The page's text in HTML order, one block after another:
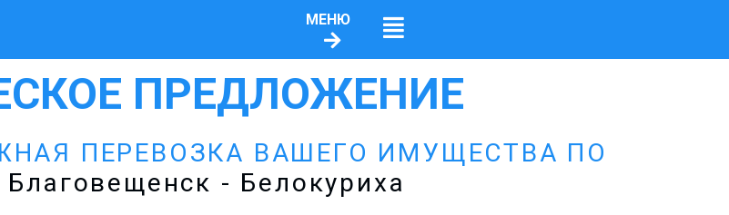
МЕНЮ
ПРЕДЛОЖЕНИЕ
ПЕРЕВОЗКА ВАШЕГО ИМУЩЕСТВА ПО
Благовещенск - Белокуриха